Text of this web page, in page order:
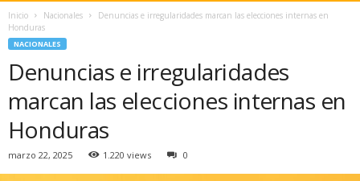
Inicio Nacionales
Denuncias e irregularidades marcan las elecciones internas en
Honduras
NACIONALES
Denuncias e irregularidades
marcan las elecciones internas en
Honduras
marzo 22, 2025 1.220 views 0